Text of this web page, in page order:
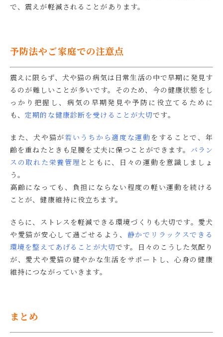
で、震えが軽減されることがあります。
予防法やご家庭での注意点
震えに限らず、犬や猫の病気は日常生活の中で早期に発見す
るのが難しいことが多いです。そのため、今の健康状態をし
っかり把握し、病気の早期発見や予防に役立てるために
も、定期的な健康診断を受けることが大切です。
また、犬や猫が若いうちから適度な運動 をすることで、年
齢を重ねたときも足腰を丈夫に保つことができます。 バラン
スの取れた栄養管理 とともに、日々の運動を意識しましょ
う。
高齢になっても、負担にならない程度の軽い運動を続ける
ことが、健康維持に役立ちます。
さらに、ストレスを軽減できる環境づくりも大切です。愛犬
や愛猫が安心して過ごせるよう、 静かでリラックスできる
環境を整えてあげることが大切です。日々のこうした気配り
が、愛犬や愛猫の健やかな生活をサポートし、心身の健康
維持につながっていきます。
まとめ